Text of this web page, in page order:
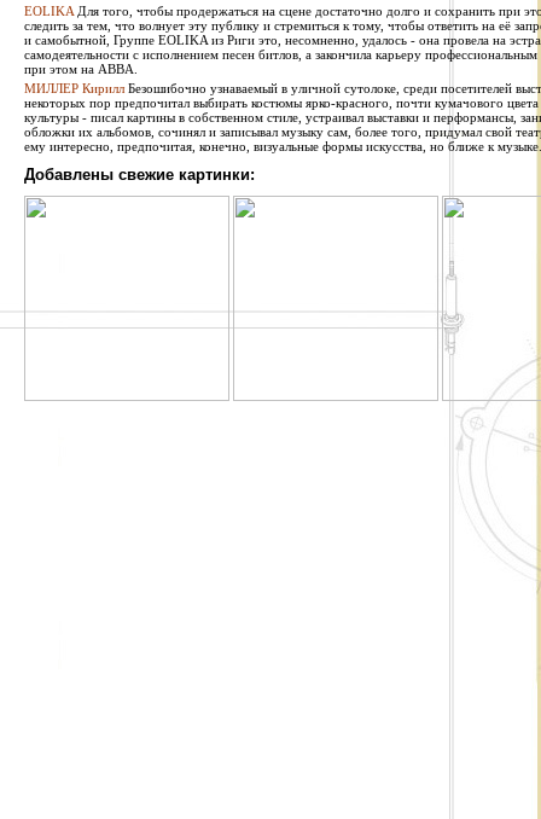
EOLIKA Для того, чтобы продержаться на сцене достаточно долго и сохранить при
следить за тем, что волнует эту публику и стремиться к тому, чтобы ответить на её
и самобытной, Группе EOLIKA из Риги это, несомненно, удалось - она провела на
самодеятельности с исполнением песен битлов, а закончила карьеру
при этом на ABBA.
МИЛЛЕР Кирилл Безошибочно узнаваемый в уличной сутолоке, среди посетителей
некоторых пор предпочитал выбирать костюмы ярко-красного, почти кумачового
культуры - писал картины в собственном стиле, устраивал выставки и перформансы,
обложки их альбомов, сочинял и записывал музыку сам, более того, придумал свой
ему интересно, предпочитая, конечно, визуальные формы искусства, но ближе к музыке.
Добавлены свежие картинки: